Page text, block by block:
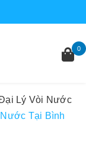
0
Lý Vòi Nước
Tại Bình